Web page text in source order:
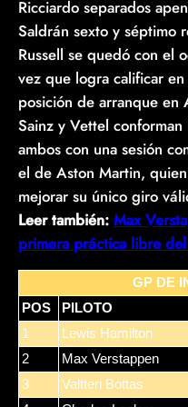
Ricciardo separados
Saldrán sexto y séptimo
Russell se quedó con el
vez que logra calificar
posición de arranque en
Sainz y Vettel
ambos con una sesión
el de Aston Martin,
mejorar su único giro
Leer también: Max
primera práctica libre
GP DE
POS
PILOTO
1
Lewis Hamilton
2
Max Verstappen
3
Valtteri Bottas